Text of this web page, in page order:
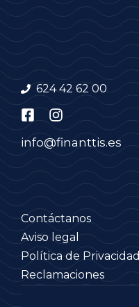
624 42 62 00
info@finanttis.es
Contáctanos
Aviso legal
Política de Privacidad
Reclamaciones